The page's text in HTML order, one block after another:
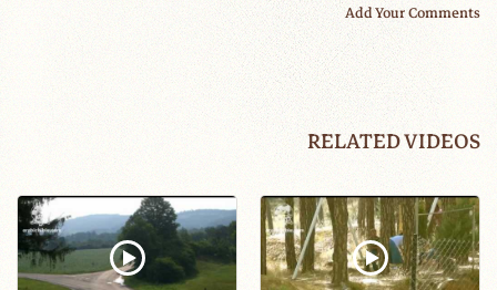
Add Your Comments
RELATED VIDEOS